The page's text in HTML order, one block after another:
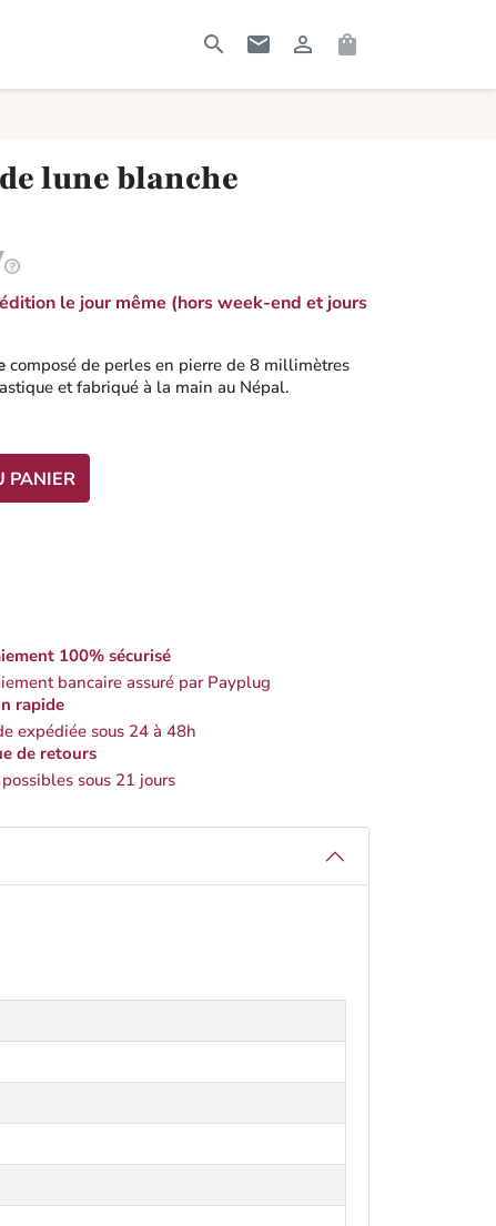
   
lune blanche
le jour même (hors week-end et jours
composé de perles en pierre de 8 millimètres
et fabriqué à la main au Népal.
PANIER
100% sécurisé
bancaire assuré par Payplug
rapide
expédiée sous 24 à 48h
de retours
sous 21 jours